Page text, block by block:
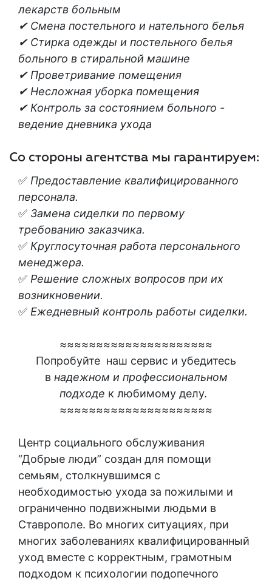
лекарств больным
✔ Смена постельного и нательного белья
✔ Стирка одежды и постельного белья
больного в стиральной машине
✔ Проветривание помещения
✔ Несложная уборка помещения
✔ Контроль за состоянием больного -
ведение дневника ухода
Со стороны агентства мы гарантируем:
✅ Предоставление квалифицированного
персонала.
✅ Замена сиделки по первому
требованию заказчика.
✅ Круглосуточная работа персонального
менеджера.
✅ Решение сложных вопросов при их
возникновении.
✅ Ежедневный контроль работы сиделки.
≈≈≈≈≈≈≈≈≈≈≈≈≈≈≈≈≈≈≈≈≈
Попробуйте наш сервис и убедитесь
в надежном и профессиональном
подходе к любимому делу.
≈≈≈≈≈≈≈≈≈≈≈≈≈≈≈≈≈≈≈≈≈
Центр социального обслуживания
“Добрые люди” создан для помощи
семьям, столкнувшимся с
необходимостью ухода за пожилыми и
ограниченно подвижными людьми в
Ставрополе. Во многих ситуациях, при
многих заболеваниях квалифицированный
уход вместе с корректным, грамотным
подходом к психологии подопечного